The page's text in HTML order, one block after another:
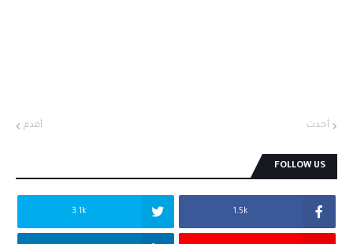
أحدث أقدم
FOLLOW US
1.5k
3.1k